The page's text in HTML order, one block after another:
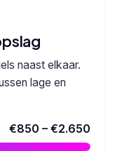
naast elkaar.
lage en
€850 – €2.650